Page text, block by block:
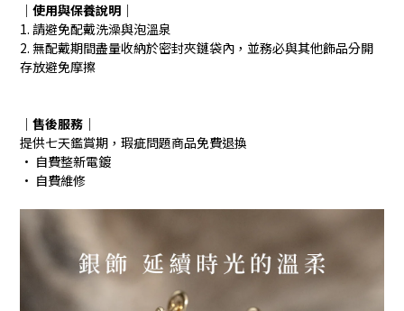
｜使用與保養說明 ｜
1. 請避免配戴洗澡與泡溫泉
2. 無配戴期間盡量收納於密封夾鏈袋內，並務必與其他飾品分開
存放避免摩擦
｜售後服務｜
提供七天鑑賞期，瑕疵問題商品免費退換
· 自費整新電鍍
· 自費維修